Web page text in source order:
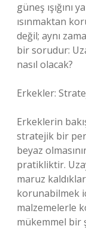
güneş ışığını
ısınmaktan
değil; aynı
bir sorudur:
nasıl olacak?
Erkekler:
Erkeklerin
stratejik bir
beyaz
pratikliktir.
maruz
korunabilmek
malzemelerle
mükemmel bir